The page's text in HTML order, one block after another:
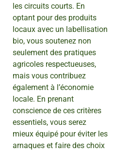
les circuits courts. En
optant pour des produits
locaux avec un labellisation
bio, vous soutenez non
seulement des pratiques
agricoles respectueuses,
mais vous contribuez
également à l’économie
locale. En prenant
conscience de ces critères
essentiels, vous serez
mieux équipé pour éviter les
arnaques et faire des choix